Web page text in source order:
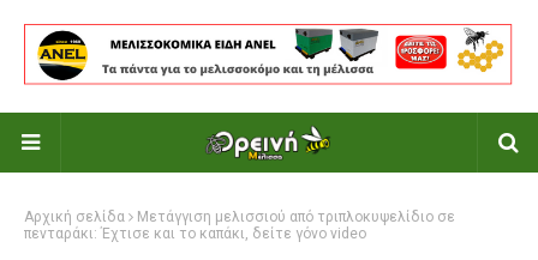
Αρχική σελίδα
Μετάγγιση μελισσιού από τριπλοκυψελίδιο σε
πενταράκι: Έχτισε και το καπάκι, δείτε γόνο video